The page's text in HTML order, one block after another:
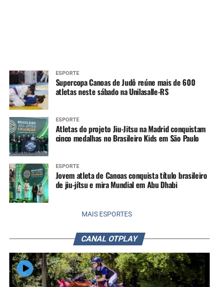
ESPORTE
Supercopa Canoas de Judô reúne mais de 600
atletas neste sábado na Unilasalle-RS
ESPORTE
Atletas do projeto Jiu-Jitsu na Madrid conquistam
cinco medalhas no Brasileiro Kids em São Paulo
ESPORTE
Jovem atleta de Canoas conquista título brasileiro
de jiu-jítsu e mira Mundial em Abu Dhabi
MAIS ESPORTES
CANAL OTPLAY